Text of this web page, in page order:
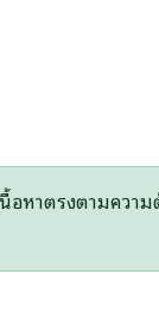
อหาตรงตามควา